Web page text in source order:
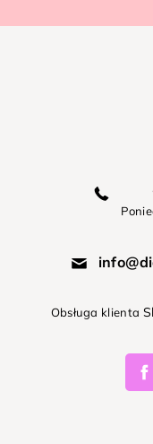
Obsługa klienta